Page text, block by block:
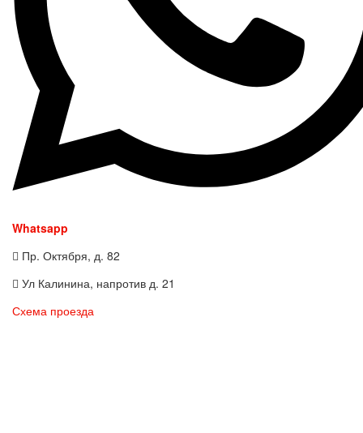
Whatsapp
Пр. Октября, д. 82
Ул Калинина, напротив д. 21
Схема проезда